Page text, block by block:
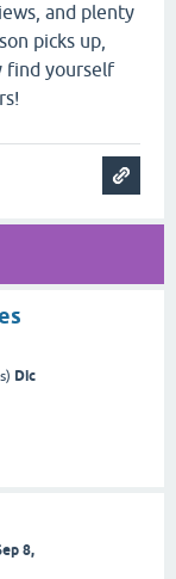
and plenty
picks up,
find yourself
Dic
8,